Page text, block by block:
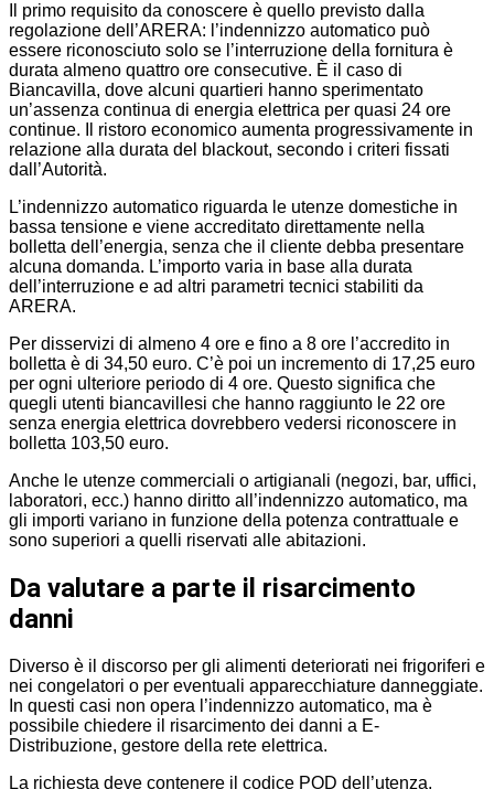
Il primo requisito da conoscere è quello previsto dalla
regolazione dell’ARERA: l’indennizzo automatico può
essere riconosciuto solo se l’interruzione della fornitura è
durata almeno quattro ore consecutive. È il caso di
Biancavilla, dove alcuni quartieri hanno sperimentato
un’assenza continua di energia elettrica per quasi 24 ore
continue. Il ristoro economico aumenta progressivamente in
relazione alla durata del blackout, secondo i criteri fissati
dall’Autorità.
L’indennizzo automatico riguarda le utenze domestiche in
bassa tensione e viene accreditato direttamente nella
bolletta dell’energia, senza che il cliente debba presentare
alcuna domanda. L’importo varia in base alla durata
dell’interruzione e ad altri parametri tecnici stabiliti da
ARERA.
Per disservizi di almeno 4 ore e fino a 8 ore l’accredito in
bolletta è di 34,50 euro. C’è poi un incremento di 17,25 euro
per ogni ulteriore periodo di 4 ore. Questo significa che
quegli utenti biancavillesi che hanno raggiunto le 22 ore
senza energia elettrica dovrebbero vedersi riconoscere in
bolletta 103,50 euro.
Anche le utenze commerciali o artigianali (negozi, bar, uffici,
laboratori, ecc.) hanno diritto all’indennizzo automatico, ma
gli importi variano in funzione della potenza contrattuale e
sono superiori a quelli riservati alle abitazioni.
Da valutare a parte il risarcimento
danni
Diverso è il discorso per gli alimenti deteriorati nei frigoriferi e
nei congelatori o per eventuali apparecchiature danneggiate.
In questi casi non opera l’indennizzo automatico, ma è
possibile chiedere il risarcimento dei danni a E-
Distribuzione, gestore della rete elettrica.
La richiesta deve contenere il codice POD dell’utenza,